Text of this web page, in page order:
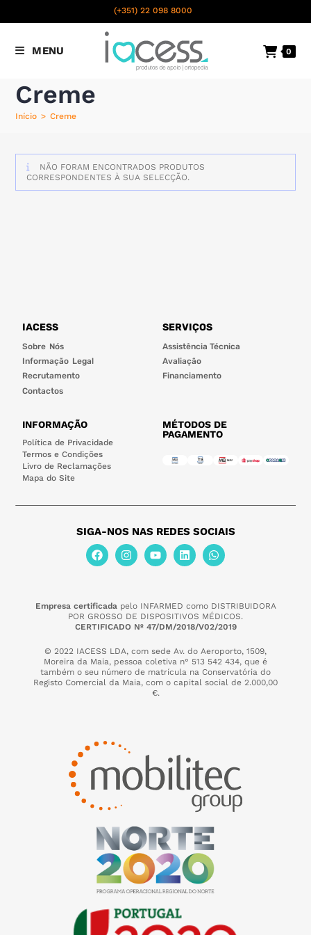
(+351) 22 098 8000
nacional
MENU 0
Creme
Início > Creme
NÃO FORAM ENCONTRADOS PRODUTOS
CORRESPONDENTES À SUA SELECÇÃO.
IACESS
Sobre Nós
Informação Legal
Recrutamento
Contactos
SERVIÇOS
Assistência Técnica
Avaliação
Financiamento
INFORMAÇÃO
Política de Privacidade
Termos e Condições
Livro de Reclamações
Mapa do Site
MÉTODOS DE
PAGAMENTO
SIGA-NOS NAS REDES SOCIAIS
Empresa certificadapelo INFARMED como DISTRIBUIDORA
POR GROSSO DE DISPOSITIVOS MÉDICOS.
CERTIFICADO Nº 47/DM/2018/V02/2019
© 2022 IACESS LDA, com sede Av. do Aeroporto, 1509,
Moreira da Maia, pessoa coletiva n° 513 542 434, que é
também o seu número de matrícula na Conservatória do
Registo Comercial da Maia, com o capital social de 2.000,00
€.